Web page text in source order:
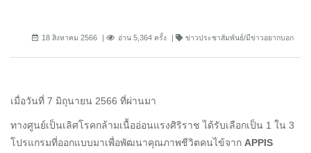
18 สิงหาคม 2566 อ่าน 5,364 ครั้ง ข่าวประชาสัมพันธ์/มีข่าวอยากบอก
เมื่อวันที่ 7 มิถุนายน 2566 ที่ผ่านมา
ทางศูนย์เป็นเลิศโรคกล้ามเนื้ออ่อนแรงศิริราช ได้รับเลือกเป็น 1 ใน 3
โปรแกรมที่ออกแบบมาเพื่อพัฒนาคุณภาพชีวิตคนไข้จาก APPIS